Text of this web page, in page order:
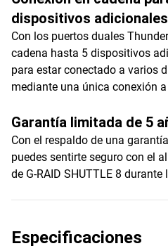
dispositivos adicionales
Con los puertos duales
cadena hasta 5 dispositivos
para estar conectado a varios
mediante una única conexión
Garantía limitada de 5
Con el respaldo de una
puedes sentirte seguro con el
de G-RAID SHUTTLE 8
Especificaciones